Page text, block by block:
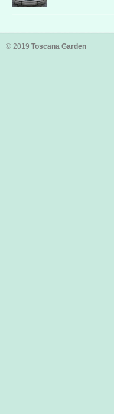
© 2019 Toscana Garden